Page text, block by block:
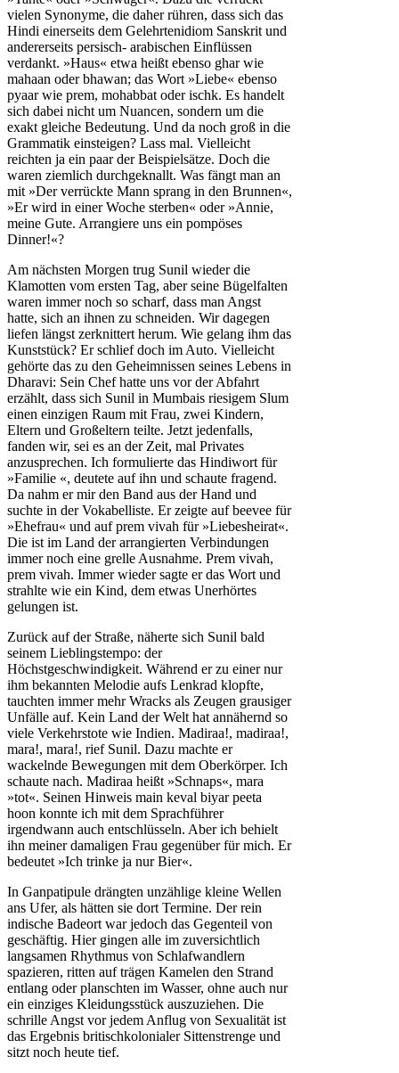
vielen Synonyme, die daher rühren, dass sich das
Hindi einerseits dem Gelehrtenidiom Sanskrit und
andererseits persisch- arabischen Einflüssen
verdankt. »Haus« etwa heißt ebenso ghar wie
mahaan oder bhawan; das Wort »Liebe« ebenso
pyaar wie prem, mohabbat oder ischk. Es handelt
sich dabei nicht um Nuancen, sondern um die
exakt gleiche Bedeutung. Und da noch groß in die
Grammatik einsteigen? Lass mal. Vielleicht
reichten ja ein paar der Beispielsätze. Doch die
waren ziemlich durchgeknallt. Was fängt man an
mit »Der verrückte Mann sprang in den Brunnen«,
»Er wird in einer Woche sterben« oder »Annie,
meine Gute. Arrangiere uns ein pompöses
Dinner!«?
Am nächsten Morgen trug Sunil wieder die
Klamotten vom ersten Tag, aber seine Bügelfalten
waren immer noch so scharf, dass man Angst
hatte, sich an ihnen zu schneiden. Wir dagegen
liefen längst zerknittert herum. Wie gelang ihm das
Kunststück? Er schlief doch im Auto. Vielleicht
gehörte das zu den Geheimnissen seines Lebens in
Dharavi: Sein Chef hatte uns vor der Abfahrt
erzählt, dass sich Sunil in Mumbais riesigem Slum
einen einzigen Raum mit Frau, zwei Kindern,
Eltern und Großeltern teilte. Jetzt jedenfalls,
fanden wir, sei es an der Zeit, mal Privates
anzusprechen. Ich formulierte das Hindiwort für
»Familie «, deutete auf ihn und schaute fragend.
Da nahm er mir den Band aus der Hand und
suchte in der Vokabelliste. Er zeigte auf beevee für
»Ehefrau« und auf prem vivah für »Liebesheirat«.
Die ist im Land der arrangierten Verbindungen
immer noch eine grelle Ausnahme. Prem vivah,
prem vivah. Immer wieder sagte er das Wort und
strahlte wie ein Kind, dem etwas Unerhörtes
gelungen ist.
Zurück auf der Straße, näherte sich Sunil bald
seinem Lieblingstempo: der
Höchstgeschwindigkeit. Während er zu einer nur
ihm bekannten Melodie aufs Lenkrad klopfte,
tauchten immer mehr Wracks als Zeugen grausiger
Unfälle auf. Kein Land der Welt hat annähernd so
viele Verkehrstote wie Indien. Madiraa!, madiraa!,
mara!, mara!, rief Sunil. Dazu machte er
wackelnde Bewegungen mit dem Oberkörper. Ich
schaute nach. Madiraa heißt »Schnaps«, mara
»tot«. Seinen Hinweis main keval biyar peeta
hoon konnte ich mit dem Sprachführer
irgendwann auch entschlüsseln. Aber ich behielt
ihn meiner damaligen Frau gegenüber für mich. Er
bedeutet »Ich trinke ja nur Bier«.
In Ganpatipule drängten unzählige kleine Wellen
ans Ufer, als hätten sie dort Termine. Der rein
indische Badeort war jedoch das Gegenteil von
geschäftig. Hier gingen alle im zuversichtlich
langsamen Rhythmus von Schlafwandlern
spazieren, ritten auf trägen Kamelen den Strand
entlang oder planschten im Wasser, ohne auch nur
ein einziges Kleidungsstück auszuziehen. Die
schrille Angst vor jedem Anflug von Sexualität ist
das Ergebnis britischkolonialer Sittenstrenge und
sitzt noch heute tief.